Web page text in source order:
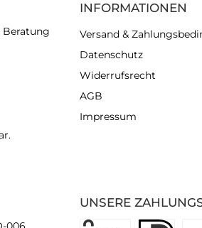
Beratung
.
UNSERE
INFORMATIONEN
Versand &
Datenschutz
Widerrufsrecht
AGB
Impressum